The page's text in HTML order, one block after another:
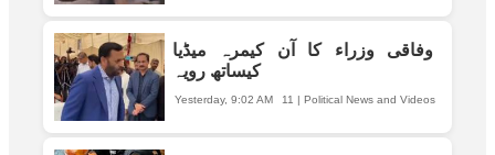
وفاقی وزراء کا آن کیمرہ میڈیا
کیساتھ رویہ
11 | Political News and Videos
Yesterday, 9:02 AM